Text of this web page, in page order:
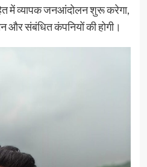
में व्यापक जनआंदोलन शुरू करेगा,
और संबंधित कंपनियों की होगी।